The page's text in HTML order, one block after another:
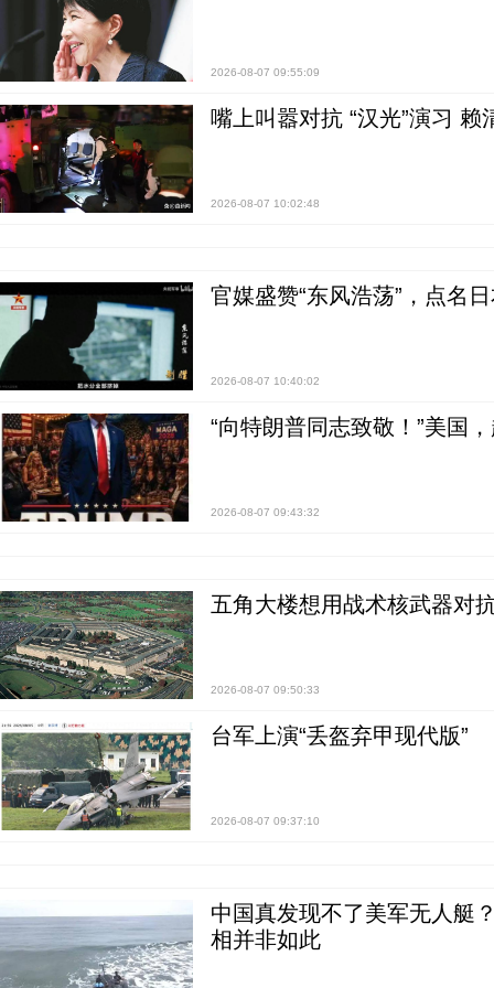
2026-08-07 09:55:09
嘴上叫嚣对抗 “汉光”演习 赖
2026-08-07 10:02:48
官媒盛赞“东风浩荡”，点名
2026-08-07 10:40:02
“向特朗普同志致敬！”美国
2026-08-07 09:43:32
五角大楼想用战术核武器对
2026-08-07 09:50:33
台军上演“丢盔弃甲现代版”
2026-08-07 09:37:10
中国真发现不了美军无人艇
相并非如此